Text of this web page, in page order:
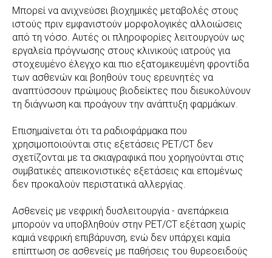
Μπορεί να ανιχνεύσει βιοχημικές μεταβολές στους
ιστούς πριν εμφανιστούν μορφολογικές αλλοιώσεις
από τη νόσο. Αυτές οι πληροφορίες λειτουργούν ως
εργαλεία πρόγνωσης στους κλινικούς ιατρούς για
στοχευμένο έλεγχο και πιο εξατομικευμένη φροντίδα
των ασθενών και βοηθούν τους ερευνητές να
αναπτύσσουν πρώιμους βιοδείκτες που διευκολύνουν
τη διάγνωση και προάγουν την ανάπτυξη φαρμάκων.
Επισημαίνεται ότι τα ραδιοφάρμακα που
χρησιμοποιούνται στις εξετάσεις PET/CT δεν
σχετίζονται με τα σκιαγραφικά που χορηγούνται στις
συμβατικές απεικονιστικές εξετάσεις και επομένως
δεν προκαλούν περιστατικά αλλεργίας.
Ασθενείς με νεφρική δυσλειτουργία - ανεπάρκεια
μπορούν να υποβληθούν στην PET/CT εξέταση χωρίς
καμιά νεφρική επιβάρυνση, ενώ δεν υπάρχει καμία
επίπτωση σε ασθενείς με παθήσεις του θυρεοειδούς